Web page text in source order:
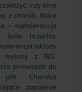
czy inne
z chorób, które
– nietolerancja
bóle brzucha,
laktozy
z IBS.
prowadzić do
Choroba
zapalenie